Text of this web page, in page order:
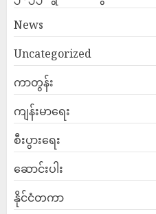
News
Uncategorized
ကာတွန်း
ကျန်းမာရေး
စီးပွားရေး
ဆောင်းပါး
နိုင်ငံတကာ